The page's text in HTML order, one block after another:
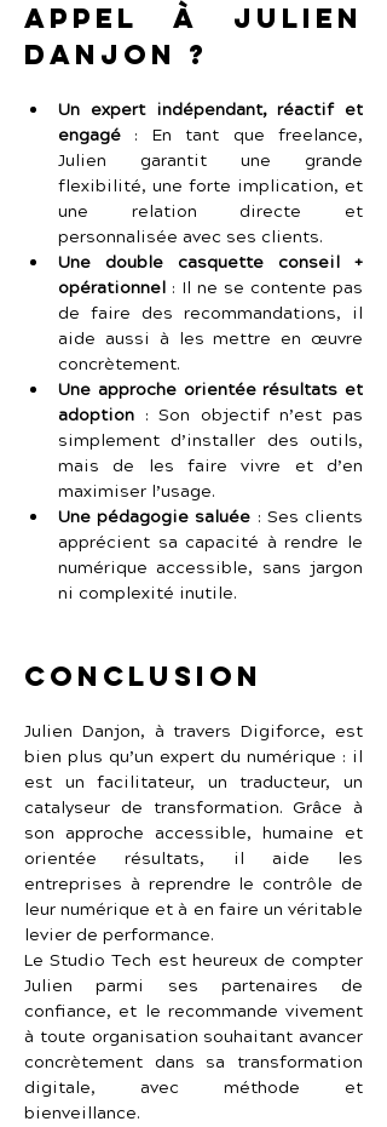
appel à Julien
Danjon ?
Un expert indépendant, réactif et
engagé :
En tant que freelance,
Julien garantit une grande
flexibilité, une forte implication, et
une relation directe et
personnalisée avec ses clients.
Une double casquette conseil +
opérationnel : Il ne se contente pas
de faire des recommandations, il
aide aussi à les mettre en œuvre
concrètement.
Une approche orientée résultats et
adoption : Son objectif n’est pas
simplement d’installer des outils,
mais de les faire vivre et d’en
maximiser l’usage.
Une pédagogie saluée : Ses clients
apprécient sa capacité à rendre le
numérique accessible, sans jargon
ni complexité inutile.
Conclusion
Julien Danjon, à travers Digiforce, est
bien plus qu’un expert du numérique : il
est un facilitateur, un traducteur, un
catalyseur de transformation. Grâce à
son approche accessible, humaine et
orientée résultats, il aide les
entreprises à reprendre le contrôle de
leur numérique et à en faire un véritable
levier de performance.
Le Studio Tech est heureux de compter
Julien parmi ses partenaires de
confiance, et le recommande vivement
à toute organisation souhaitant avancer
concrètement dans sa transformation
digitale, avec méthode et
bienveillance.